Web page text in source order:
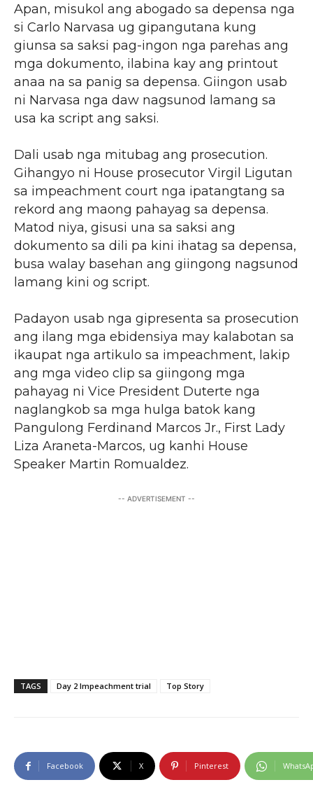
Apan, misukol ang abogado sa depensa nga
si Carlo Narvasa ug gipangutana kung
giunsa sa saksi pag-ingon nga parehas ang
mga dokumento, ilabina kay ang printout
anaa na sa panig sa depensa. Giingon usab
ni Narvasa nga daw nagsunod lamang sa
usa ka script ang saksi.
Dali usab nga mitubag ang prosecution.
Gihangyo ni House prosecutor Virgil Ligutan
sa impeachment court nga ipatangtang sa
rekord ang maong pahayag sa depensa.
Matod niya, gisusi una sa saksi ang
dokumento sa dili pa kini ihatag sa depensa,
busa walay basehan ang giingong nagsunod
lamang kini og script.
Padayon usab nga gipresenta sa prosecution
ang ilang mga ebidensiya may kalabotan sa
ikaupat nga artikulo sa impeachment, lakip
ang mga video clip sa giingong mga
pahayag ni Vice President Duterte nga
naglangkob sa mga hulga batok kang
Pangulong Ferdinand Marcos Jr., First Lady
Liza Araneta-Marcos, ug kanhi House
Speaker Martin Romualdez.
-- ADVERTISEMENT --
TAGS Day 2 Impeachment trial Top Story
Facebook X Pinterest